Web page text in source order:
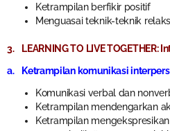
Ketrampilan berfikir positif
Menguasai teknik-teknik
3. LEARNING TO LIVE TOGETHER:
a. Ketrampilan komunikasi
Komunikasi verbal dan
Ketrampilan mendengarkan
Ketrampilan